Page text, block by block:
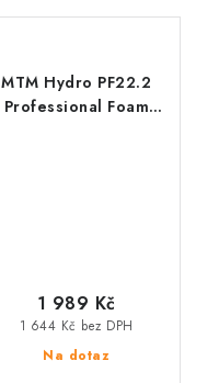
MTM Hydro PF22.2
Professional Foam
Na dotaz
1 644 Kč bez DPH
1 989 Kč